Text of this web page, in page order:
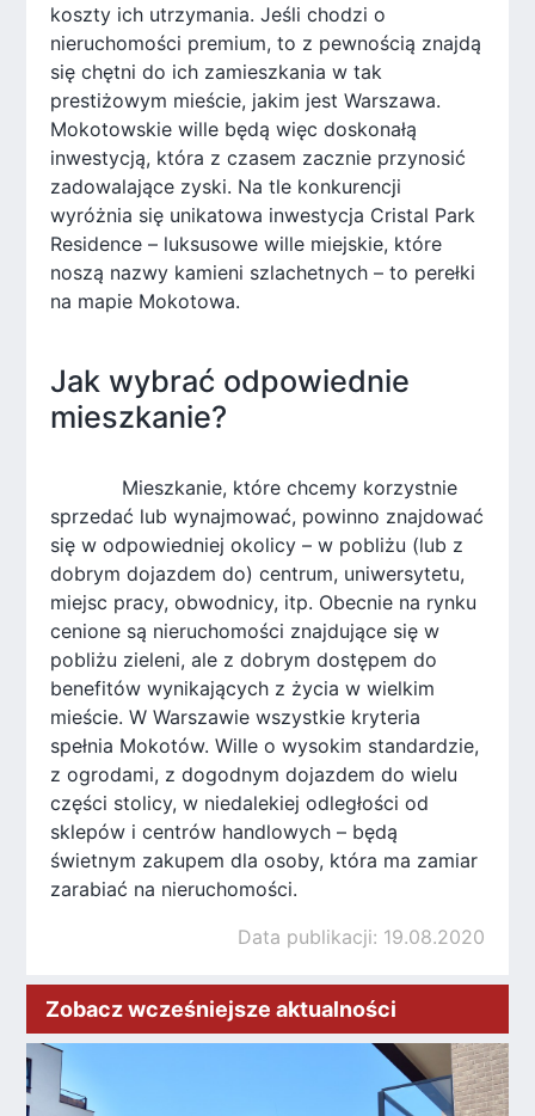
koszty ich utrzymania. Jeśli chodzi o
nieruchomości premium, to z pewnością znajdą
się chętni do ich zamieszkania w tak
prestiżowym mieście, jakim jest Warszawa.
Mokotowskie wille będą więc doskonałą
inwestycją, która z czasem zacznie przynosić
zadowalające zyski. Na tle konkurencji
wyróżnia się unikatowa inwestycja Cristal Park
Residence – luksusowe wille miejskie, które
noszą nazwy kamieni szlachetnych – to perełki
na mapie Mokotowa.
Jak wybrać odpowiednie
mieszkanie?
Mieszkanie, które chcemy korzystnie
sprzedać lub wynajmować, powinno znajdować
się w odpowiedniej okolicy – w pobliżu (lub z
dobrym dojazdem do) centrum, uniwersytetu,
miejsc pracy, obwodnicy, itp. Obecnie na rynku
cenione są nieruchomości znajdujące się w
pobliżu zieleni, ale z dobrym dostępem do
benefitów wynikających z życia w wielkim
mieście. W Warszawie wszystkie kryteria
spełnia Mokotów. Wille o wysokim standardzie,
z ogrodami, z dogodnym dojazdem do wielu
części stolicy, w niedalekiej odległości od
sklepów i centrów handlowych – będą
świetnym zakupem dla osoby, która ma zamiar
zarabiać na nieruchomości.
Data publikacji: 19.08.2020
Zobacz wcześniejsze aktualności